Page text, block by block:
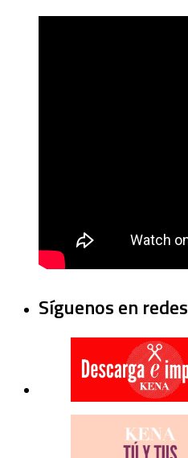
Síguenos en redes